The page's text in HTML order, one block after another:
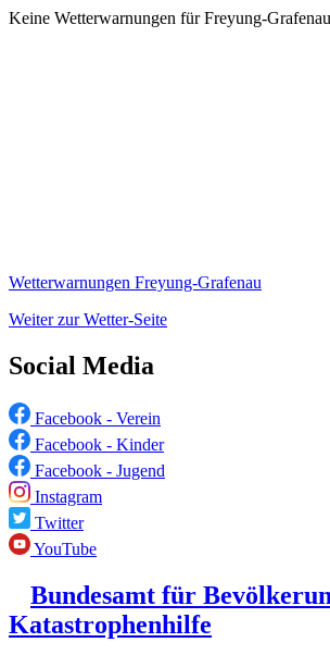
Keine Wetterwarnungen für Freyung-Grafenau
Wetterwarnungen Freyung-Grafenau
Weiter zur Wetter-Seite
Social Media
Facebook - Verein
Facebook - Kinder
Facebook - Jugend
Instagram
Twitter
YouTube
Bundesamt für
Katastrophenhilfe